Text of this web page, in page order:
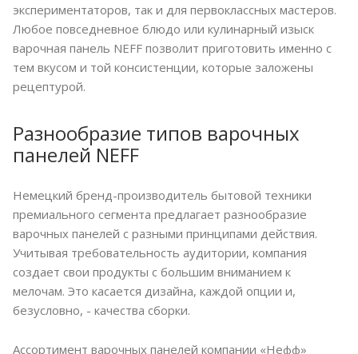
экспериментаторов, так и для первоклассных мастеров.
Любое повседневное блюдо или кулинарный изыск
варочная панель NEFF позволит приготовить именно с
тем вкусом и той консистенции, которые заложены
рецептурой.
Разнообразие типов варочных
панелей NEFF
Немецкий бренд-производитель бытовой техники
премиального сегмента предлагает разнообразие
варочных панелей с разными принципами действия.
Учитывая требовательность аудитории, компания
создает свои продукты с большим вниманием к
мелочам. Это касается дизайна, каждой опции и,
безусловно, - качества сборки.
Ассортимент варочных панелей компании «Нефф»